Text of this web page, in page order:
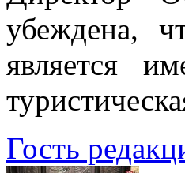
убеждена,
является
Гость